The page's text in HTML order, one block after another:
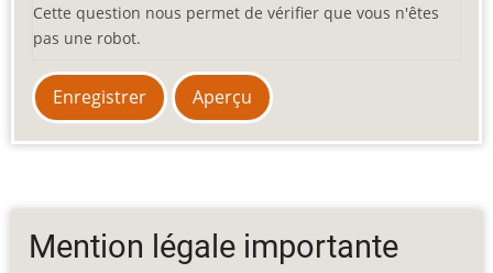
Cette question nous permet de vérifier que vous n'êtes
pas une robot.
Mention légale importante